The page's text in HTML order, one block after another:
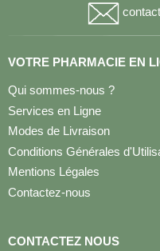
VOTRE PHARMACIE EN
Qui sommes-nous ?
Services en Ligne
Modes de Livraison
Conditions Générales
Mentions Légales
Contactez-nous
CONTACTEZ NOUS